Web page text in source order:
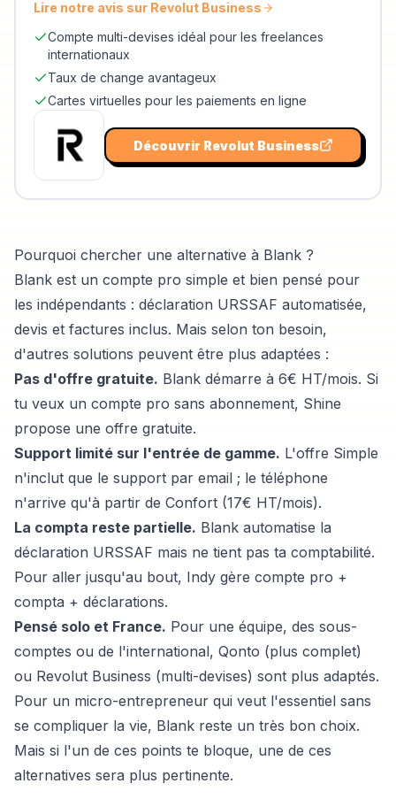
Lire notre avis sur Revolut Business
Compte multi-devises idéal pour les freelances
internationaux
Taux de change avantageux
Cartes virtuelles pour les paiements en ligne
Découvrir Revolut Business
Pourquoi chercher une alternative à Blank ?
Blank est un compte pro simple et bien pensé pour
les indépendants : déclaration URSSAF automatisée,
devis et factures inclus. Mais selon ton besoin,
d'autres solutions peuvent être plus adaptées :
Pas d'offre gratuite. Blank démarre à 6€ HT/mois. Si
tu veux un compte pro sans abonnement, Shine
propose une offre gratuite.
Support limité sur l'entrée de gamme. L'offre Simple
n'inclut que le support par email ; le téléphone
n'arrive qu'à partir de Confort (17€ HT/mois).
La compta reste partielle. Blank automatise la
déclaration URSSAF mais ne tient pas ta comptabilité.
Pour aller jusqu'au bout, Indy gère compte pro +
compta + déclarations.
Pensé solo et France. Pour une équipe, des sous-
comptes ou de l'international, Qonto (plus complet)
ou Revolut Business (multi-devises) sont plus adaptés.
Pour un micro-entrepreneur qui veut l'essentiel sans
se compliquer la vie, Blank reste un très bon choix.
Mais si l'un de ces points te bloque, une de ces
alternatives sera plus pertinente.